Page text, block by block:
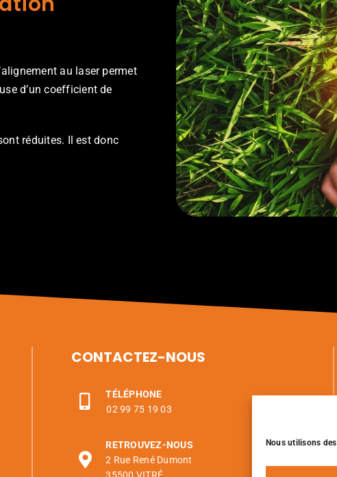
Nous utilisons
au laser permet
d’un coefficient de
réduites. Il est donc
CONTACTEZ-NOUS
TÉLÉPHONE
02 99 75 19 03
RETROUVEZ-NOUS
2 Rue René Dumont
35500 VITRÉ